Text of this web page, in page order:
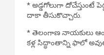
* అడ్డగోలుగా
దాకా తీసుకొచ్చారు.
* తెలంగాణ నాయకులు
కళ్ల సిద్ధాంతాన్ని ఫాలో